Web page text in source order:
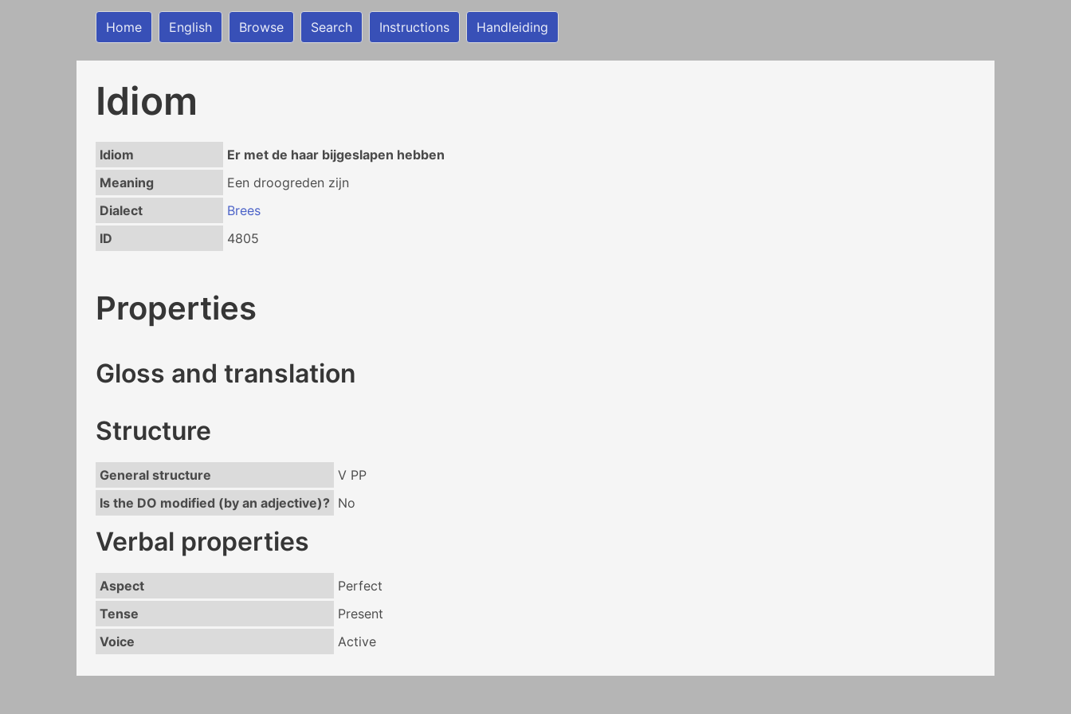
Home English Browse Search Instructions Handleiding
Idiom
Idiom
Er met de haar bijgeslapen hebben
Meaning
Een droogreden zijn
Dialect
Brees
ID
4805
Properties
Gloss and translation
Structure
General structure
V PP
Is the DO modified (by an adjective)? No
Verbal properties
Aspect
Perfect
Tense
Present
Voice
Active